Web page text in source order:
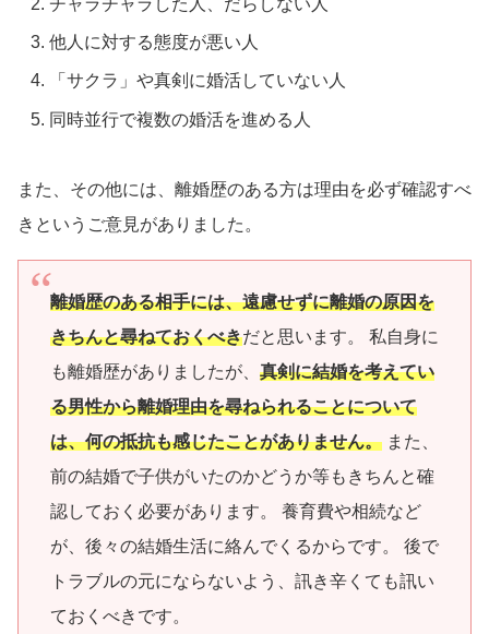
チャラチャラした人、だらしない人
他人に対する態度が悪い人
「サクラ」や真剣に婚活していない人
同時並行で複数の婚活を進める人
また、その他には、離婚歴のある方は理由を必ず確認すべ
きというご意見がありました。
離婚歴のある相手には、遠慮せずに離婚の原因を
きちんと尋ねておくべきだと思います。 私自身に
も離婚歴がありましたが、 真剣に結婚を考えてい
る男性から離婚理由を尋ねられることについて
は、何の抵抗も感じたことがありません。また、
前の結婚で子供がいたのかどうか等もきちんと確
認しておく必要があります。 養育費や相続など
が、後々の結婚生活に絡んでくるからです。 後で
トラブルの元にならないよう、訊き辛くても訊い
ておくべきです。